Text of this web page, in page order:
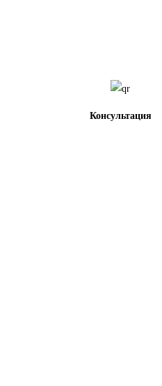
Консультация